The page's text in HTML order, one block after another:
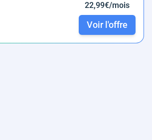
22,99€/mois
Voir l'offre